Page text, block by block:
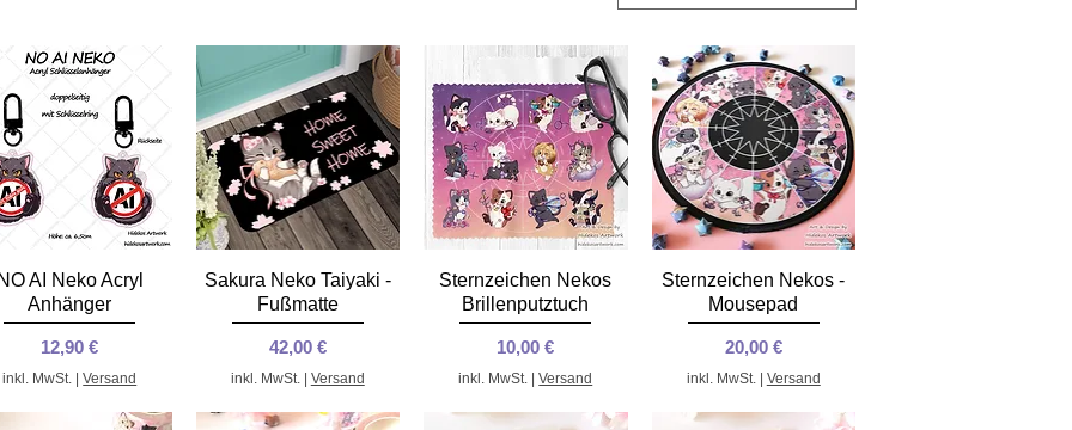
Schnellansicht
AI Neko Acryl
Anhänger
Preis
12,90 €
inkl. MwSt. |Versand
Schnellansicht
Sakura Neko Taiyaki -
Fußmatte
Preis
42,00 €
inkl. MwSt.| Versand
Schnellansicht
Sternzeichen Nekos
Brillenputztuch
Preis
10,00 €
inkl. MwSt. |Versand
Schnellansicht
Sternzeichen Nekos -
Mousepad
Preis
20,00 €
inkl. MwSt.| Versand